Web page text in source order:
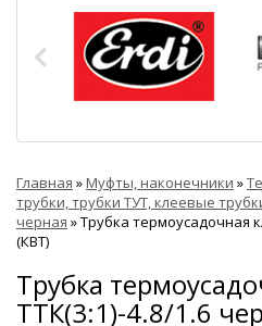
Главная »Муфты, наконечники »
трубки, трубки ТУТ, клеевые
черная »Трубка термоусадочная
(КВТ)
Трубка
ТТК(3:1)-4.8/1.6